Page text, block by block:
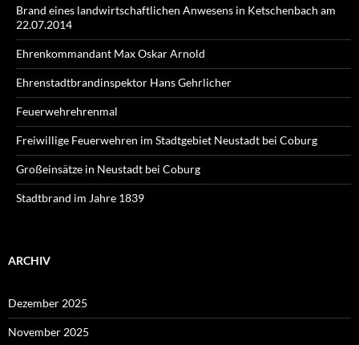
Brand eines landwirtschaftlichen Anwesens in Ketschenbach am
22.07.2014
Ehrenkommandant Max Oskar Arnold
Ehrenstadtbrandinspektor Hans Gehrlicher
Feuerwehrehrenmal
Freiwillige Feuerwehren im Stadtgebiet Neustadt bei Coburg
Großeinsätze in Neustadt bei Coburg
Stadtbrand im Jahre 1839
ARCHIV
Dezember 2025
November 2025